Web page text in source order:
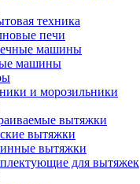
техника
печи
машины
машины
и морозильники
вытяжки
вытяжки
вытяжки
для вытяжек